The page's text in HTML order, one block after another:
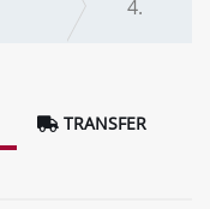
4.
TRANSFER